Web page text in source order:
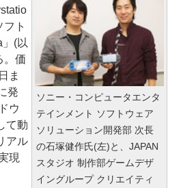
ソニー・コンピュータエンタ
テインメント ソフトウェア
ソリューション開発部 次長
の石塚健作氏(左)と、JAPAN
スタジオ 制作部ゲームデザ
イングループ クリエイティ
ト
」(以
。価
ま
発
ウ
て動
アル
現